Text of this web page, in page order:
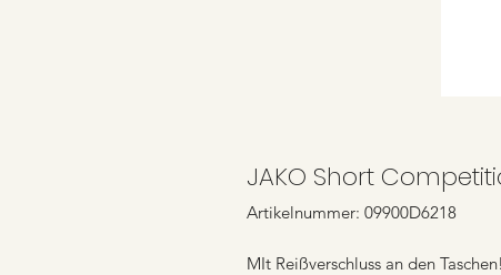
JAKO Short
Artikelnummer: 09900D6218
MIt Reißverschluss an den Taschen!